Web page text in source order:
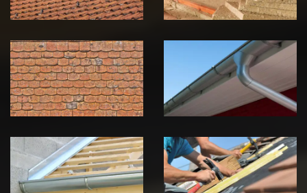
démoussage de
toiture 39
Jura
pose de
gouttière 39
Jura
Pose de
Chéneau 39
Jura
Réparation de
toiture 39
Jura